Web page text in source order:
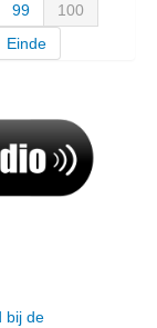
99
100
Einde
bij de